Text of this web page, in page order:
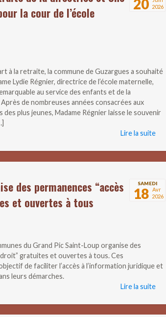
20 2026
la cour de l’école
à la retraite, la commune de Guzargues a souhaité
Lydie Régnier, directrice de l’école maternelle,
au service des enfants et de la
de nombreuses années consacrées aux
plus jeunes, Madame Régnier laisse le souvenir
Lire la suite
SAMEDI
18
Avr
2026
des permanences “accès
et ouvertes à tous
du Grand Pic Saint-Loup organise des
droit” gratuites et ouvertes à tous. Ces
de faciliter l’accès à l’information juridique et
leurs démarches.
Lire la suite